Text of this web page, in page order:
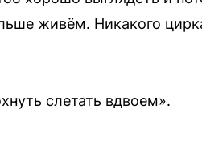
живём. Никакого
слетать вдвоем».